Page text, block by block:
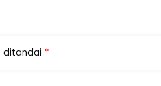
ditandai *